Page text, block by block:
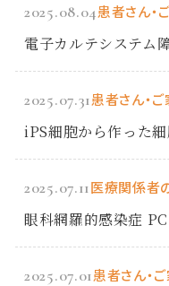
2025.08.04患者さん・
電子カルテシステム
2025.07.31患者さん・
iPS細胞から作った
2025.07.11医療関係者
眼科網羅的感染症
2025.07.01患者さん・